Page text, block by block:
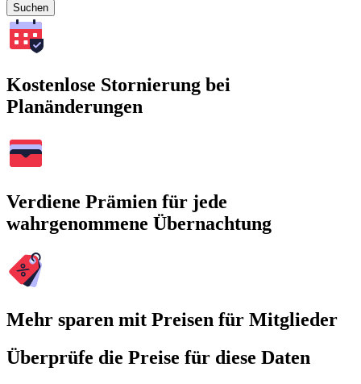
Suchen
Kostenlose Stornierung bei
Planänderungen
Verdiene Prämien für jede
wahrgenommene Übernachtung
Mehr sparen mit Preisen für Mitglieder
Überprüfe die Preise für diese Daten